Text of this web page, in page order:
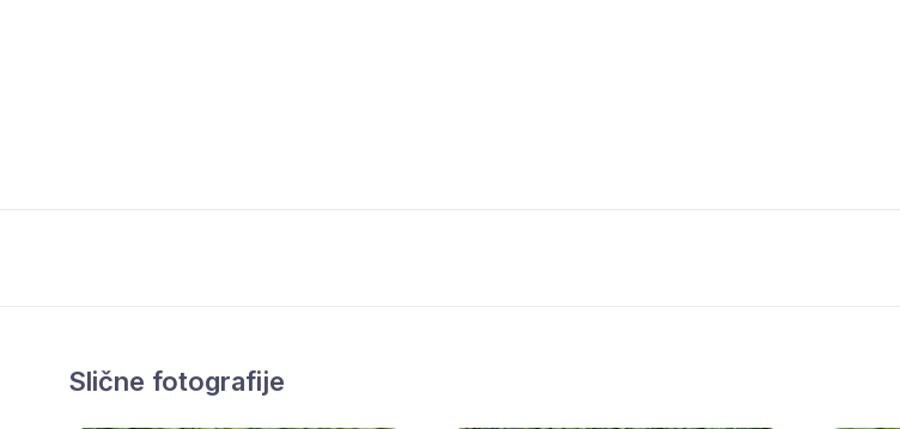
Slične fotografije